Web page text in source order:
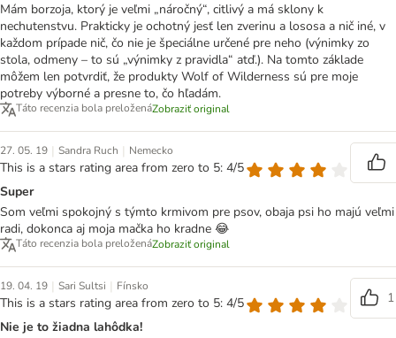
Mám borzoja, ktorý je veľmi „náročný“, citlivý a má sklony k
nechutenstvu. Prakticky je ochotný jesť len zverinu a lososa a nič iné, v
každom prípade nič, čo nie je špeciálne určené pre neho (výnimky zo
stola, odmeny – to sú „výnimky z pravidla“ atď.). Na tomto základe
môžem len potvrdiť, že produkty Wolf of Wilderness sú pre moje
potreby výborné a presne to, čo hľadám.
Táto recenzia bola preloženáZobraziť original
27. 05. 19 | Sandra Ruch | Nemecko
This is a stars rating area from zero to 5: 4/5
Super
Som veľmi spokojný s týmto krmivom pre psov, obaja psi ho majú veľmi
radi, dokonca aj moja mačka ho kradne 😂
Táto recenzia bola preloženáZobraziť original
19. 04. 19 | Sari Sultsi | Fínsko
This is a stars rating area from zero to 5: 4/5
1
Nie je to žiadna lahôdka!